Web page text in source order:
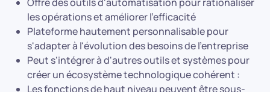
les opérations et améliorer l'efficacité
Plateforme hautement personnalisable pour
s'adapter à l'évolution des besoins de l'entreprise
Peut s'intégrer à d'autres outils et systèmes pour
créer un écosystème technologique cohérent :
Les fonctions de haut niveau peuvent être sous-